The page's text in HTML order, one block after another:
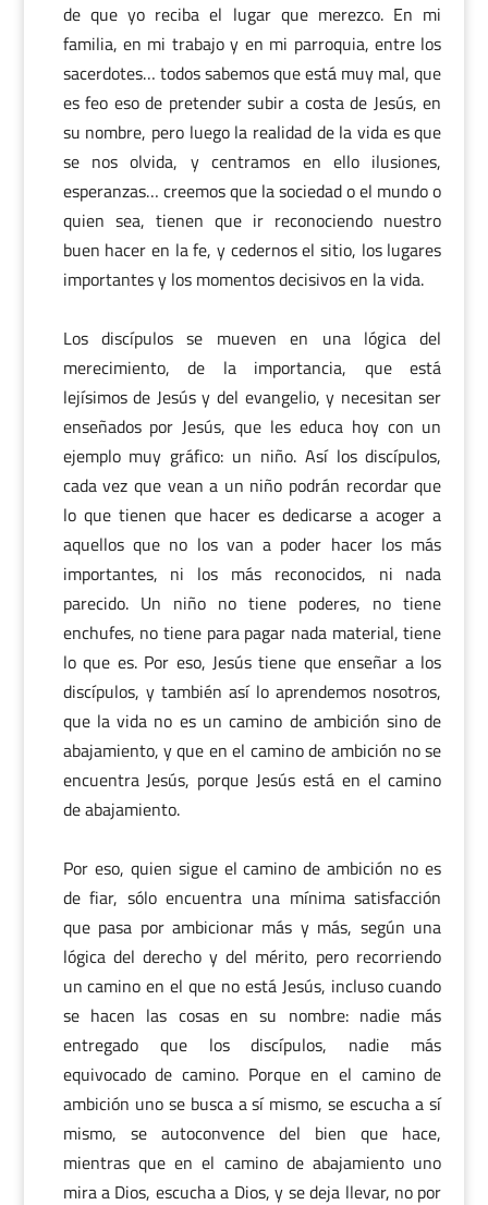
de que yo reciba el lugar que merezco. En mi
familia, en mi trabajo y en mi parroquia, entre los
sacerdotes… todos sabemos que está muy mal, que
es feo eso de pretender subir a costa de Jesús, en
su nombre, pero luego la realidad de la vida es que
se nos olvida, y centramos en ello ilusiones,
esperanzas… creemos que la sociedad o el mundo o
quien sea, tienen que ir reconociendo nuestro
buen hacer en la fe, y cedernos el sitio, los lugares
importantes y los momentos decisivos en la vida.
Los discípulos se mueven en una lógica del
merecimiento, de la importancia, que está
lejísimos de Jesús y del evangelio, y necesitan ser
enseñados por Jesús, que les educa hoy con un
ejemplo muy gráfico: un niño. Así los discípulos,
cada vez que vean a un niño podrán recordar que
lo que tienen que hacer es dedicarse a acoger a
aquellos que no los van a poder hacer los más
importantes, ni los más reconocidos, ni nada
parecido. Un niño no tiene poderes, no tiene
enchufes, no tiene para pagar nada material, tiene
lo que es. Por eso, Jesús tiene que enseñar a los
discípulos, y también así lo aprendemos nosotros,
que la vida no es un camino de ambición sino de
abajamiento, y que en el camino de ambición no se
encuentra Jesús, porque Jesús está en el camino
de abajamiento.
Por eso, quien sigue el camino de ambición no es
de fiar, sólo encuentra una mínima satisfacción
que pasa por ambicionar más y más, según una
lógica del derecho y del mérito, pero recorriendo
un camino en el que no está Jesús, incluso cuando
se hacen las cosas en su nombre: nadie más
entregado que los discípulos, nadie más
equivocado de camino. Porque en el camino de
ambición uno se busca a sí mismo, se escucha a sí
mismo, se autoconvence del bien que hace,
mientras que en el camino de abajamiento uno
mira a Dios, escucha a Dios, y se deja llevar, no por